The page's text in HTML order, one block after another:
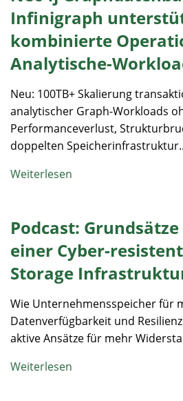
Infinigraph
kombinierte
Analytische-
Neu: 100TB+ Skalierung
analytischer Graph-Workloads
Performanceverlust,
doppelten
Weiterlesen
Podcast:
einer Cyber-
Storage
Wie Unternehmensspeicher für
Datenverfügbarkeit und
aktive Ansätze für mehr
Weiterlesen